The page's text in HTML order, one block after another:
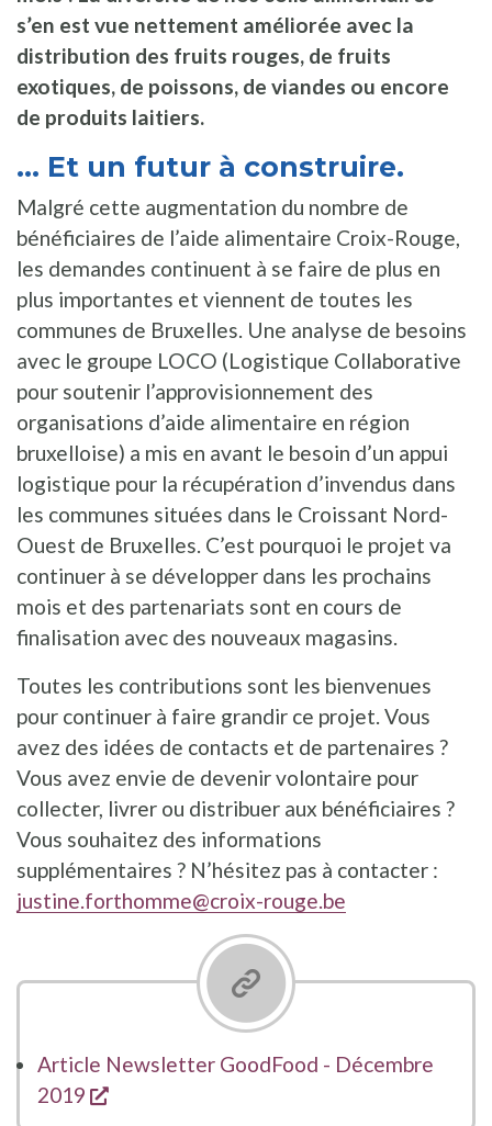
s’en est vue nettement améliorée avec la
distribution des fruits rouges, de fruits
exotiques, de poissons, de viandes ou encore
de produits laitiers.
... Et un futur à construire.
Malgré cette augmentation du nombre de
bénéficiaires de l’aide alimentaire Croix-Rouge,
les demandes continuent à se faire de plus en
plus importantes et viennent de toutes les
communes de Bruxelles. Une analyse de besoins
avec le groupe LOCO (Logistique Collaborative
pour soutenir l’approvisionnement des
organisations d’aide alimentaire en région
bruxelloise) a mis en avant le besoin d’un appui
logistique pour la récupération d’invendus dans
les communes situées dans le Croissant Nord-
Ouest de Bruxelles. C’est pourquoi le projet va
continuer à se développer dans les prochains
mois et des partenariats sont en cours de
finalisation avec des nouveaux magasins.
Toutes les contributions sont les bienvenues
pour continuer à faire grandir ce projet. Vous
avez des idées de contacts et de partenaires ?
Vous avez envie de devenir volontaire pour
collecter, livrer ou distribuer aux bénéficiaires ?
Vous souhaitez des informations
supplémentaires ? N’hésitez pas à contacter :
justine.forthomme@croix-rouge.be
Article Newsletter GoodFood - Décembre
2019
opent een nieuw venster